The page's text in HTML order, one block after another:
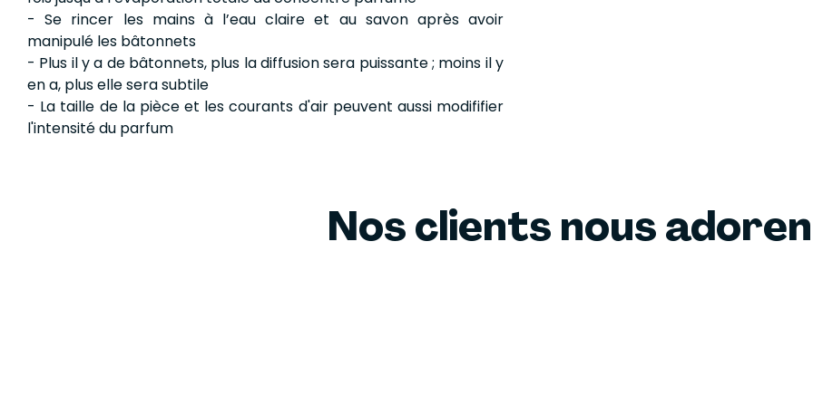
- Se rincer les mains à l’eau claire et au savon après avoir
manipulé les bâtonnets
- Plus il y a de bâtonnets, plus la diffusion sera puissante ; moins il y
en a, plus elle sera subtile
- La taille de la pièce et les courants d'air peuvent aussi modififier
l'intensité du parfum
Nos clients nous